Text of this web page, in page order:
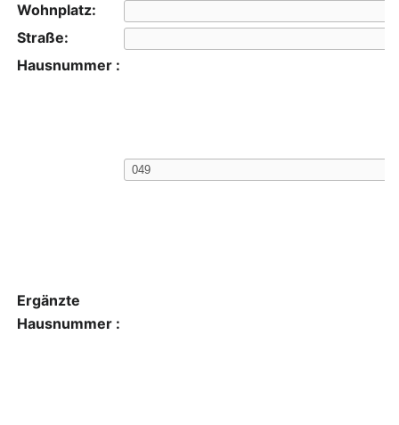
Wohnplatz:
Straße:
Hausnummer :
Ergänzte
Hausnummer :